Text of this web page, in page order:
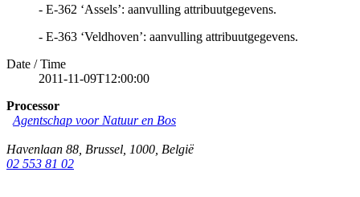
- E-362 ‘Assels’: aanvulling attribuutgegevens.
- E-363 ‘Veldhoven’: aanvulling attribuutgegevens.
Date / Time
2011-11-09T12:00:00
Processor
Agentschap voor Natuur en Bos
Havenlaan 88 Brussel 1000 België
02 553 81 02